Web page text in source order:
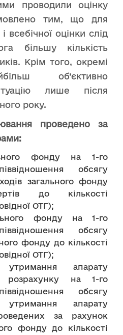
проводили оцінку
тим, що для
всебічної оцінки слід
більшу кількість
Крім того, окремі
об’єктивно
лише після
року.
проведено за
фонду на 1-го
обсягу
загального фонду
до кількості
ОТГ);
фонду на 1-го
обсягу
фонду до кількості
ОТГ);
апарату
розрахунку на 1-го
обсягу
апарату
за рахунок
фонду до кількості